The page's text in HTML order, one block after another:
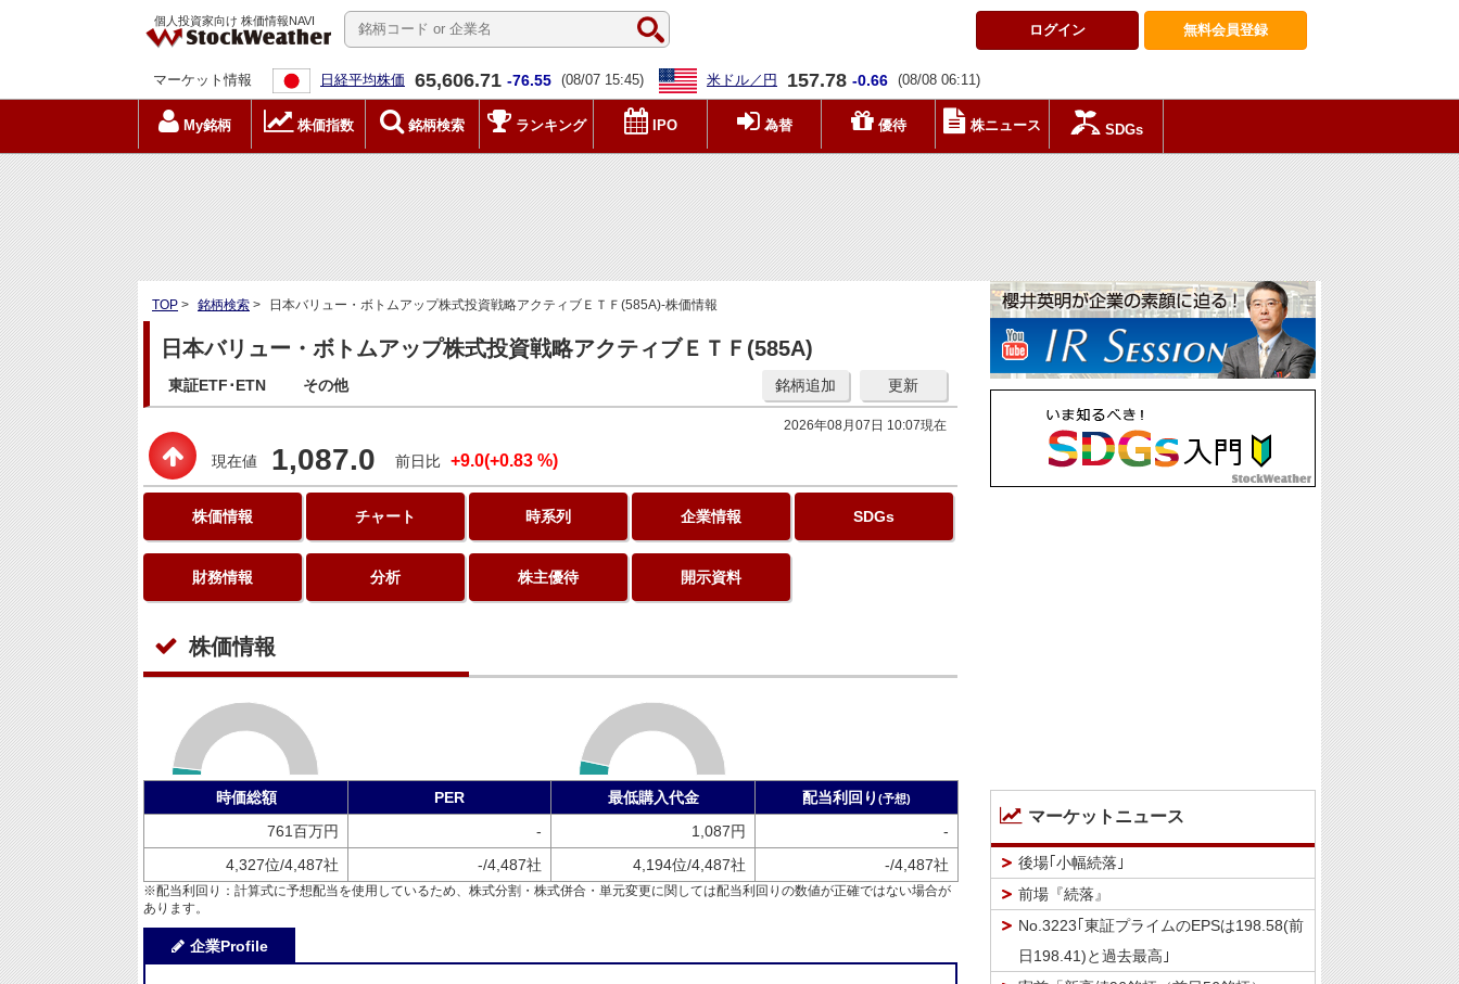
個人投資家向け 株価情報NAVI
無料会員登録
ログイン
マーケット情報 日経平均株価 65,606.71 -76.55 (08/07 15:45) 米ドル／円 157.78 -0.66 (08/08 06:11)
My銘柄 株価指数 銘柄検索 ランキング IPO 為替 優待 株ニュース SDGs
TOP > 銘柄検索 > 日本バリュー・ボトムアップ株式投資戦略アクティブＥＴＦ(585A)-株価情報
日本バリュー・ボトムアップ株式投資戦略アクティブＥＴＦ(585A)
東証ETF･ETN その他 更新
銘柄追加
2026年08月07日 10:07現在
現在値 1,087.0 前日比 +9.0(+0.83 %)
株価情報 チャート 時系列 企業情報 SDGs
財務情報 分析 株主優待 開示資料
株価情報
時価総額
PER
761百万円
-
4,327位/4,487社
-/4,487社
最低購入代金 配当利回り (予想)
1,087円
-
4,194位/4,487社
-/4,487社
※配当利回り：計算式に予想配当を使用しているため、株式分割・株式併合・単元変更に関しては配当利回りの数値が正確ではない場合が
あります。
企業Profile
マーケットニュース
後場｢小幅続落｣
前場『続落』
No.3223｢東証プライムのEPSは198.58(前
日198.41)と過去最高｣